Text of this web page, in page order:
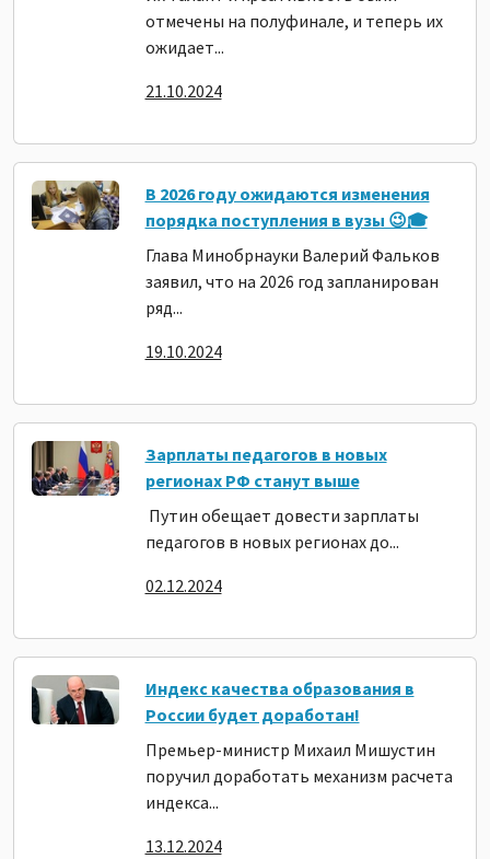
отмечены на полуфинале, и теперь их
ожидает...
21.10.2024
В 2026 году ожидаются изменения
порядка поступления в вузы 😉🎓
Глава Минобрнауки Валерий Фальков
заявил, что на 2026 год запланирован
ряд...
19.10.2024
Зарплаты педагогов в новых
регионах РФ станут выше
Путин обещает довести зарплаты
педагогов в новых регионах до...
02.12.2024
Индекс качества образования в
России будет доработан!
Премьер-министр Михаил Мишустин
поручил доработать механизм расчета
индекса...
13.12.2024